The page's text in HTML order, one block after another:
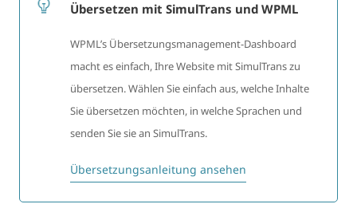
Übersetzen mit SimulTrans und WPML
WPML’s Übersetzungsmanagement-Dashboard
macht es einfach, Ihre Website mit SimulTrans zu
übersetzen. Wählen Sie einfach aus, welche Inhalte
Sie übersetzen möchten, in welche Sprachen und
senden Sie sie an SimulTrans.
Übersetzungsanleitung ansehen